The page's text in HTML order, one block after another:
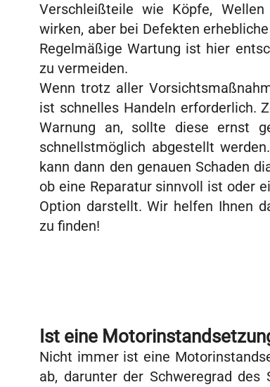
Verschleißteile wie Köpfe,
wirken, aber bei Defekten
Regelmäßige Wartung ist hier
zu vermeiden.
Wenn trotz aller
ist schnelles Handeln erforderlich.
Warnung an, sollte diese ernst
schnellstmöglich abgestellt
kann dann den genauen Schaden
ob eine Reparatur sinnvoll ist oder
Option darstellt. Wir helfen Ihnen
zu finden!
Ist eine
Nicht immer ist eine
ab, darunter der Schweregrad des